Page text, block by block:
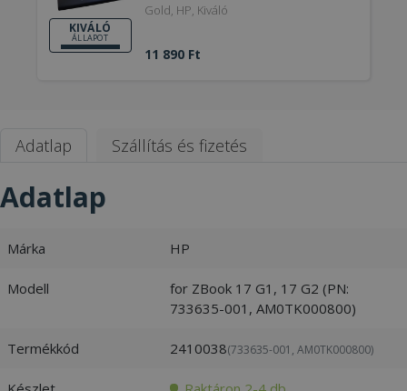
KIVÁLÓ
ÁLLAPOT
Gold, HP, Kiváló
11 890 Ft
Adatlap Szállítás és fizetés
Adatlap
Márka HP
Modell
for ZBook 17 G1, 17 G2 (PN:
733635-001, AM0TK000800)
Termékkód 2410038(733635-001, AM0TK000800)